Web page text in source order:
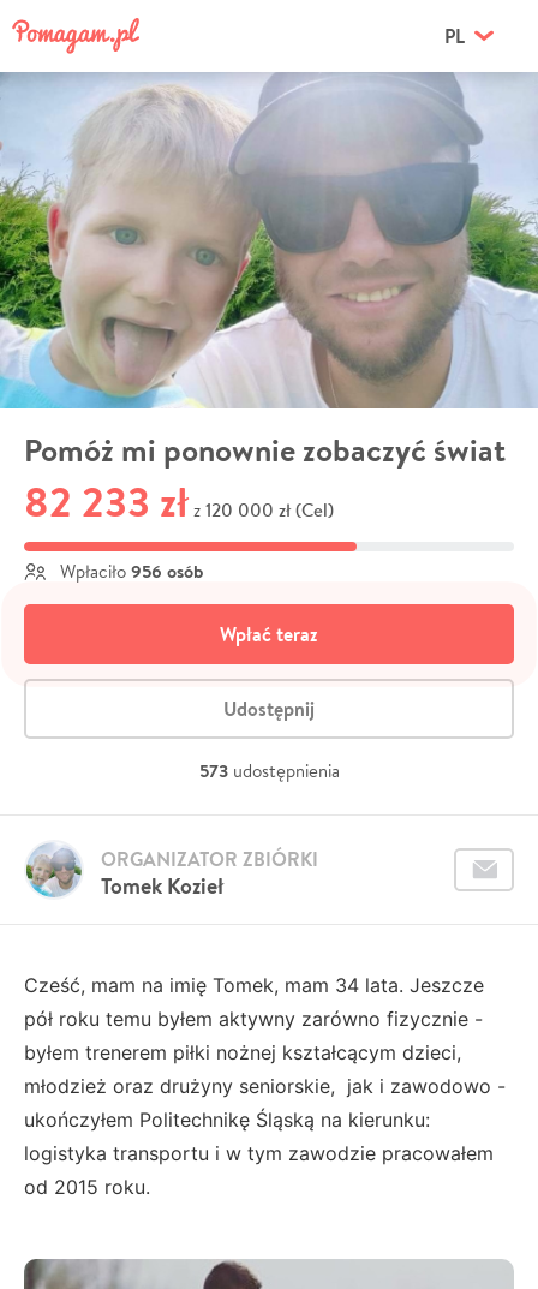
PL
Pomóż mi ponownie zobaczyć świat
82 233 zł z 120 000 zł (Cel)
Wpłaciło 956 osób
Wpłać teraz
Udostępnij
573 udostępnienia
Tomek Kozieł
ORGANIZATOR ZBIÓRKI
Cześć, mam na imię Tomek, mam 34 lata. Jeszcze
pół roku temu byłem aktywny zarówno fizycznie -
byłem trenerem piłki nożnej kształcącym dzieci,
młodzież oraz drużyny seniorskie, jak i zawodowo -
ukończyłem Politechnikę Śląską na kierunku:
logistyka transportu i w tym zawodzie pracowałem
od 2015 roku.